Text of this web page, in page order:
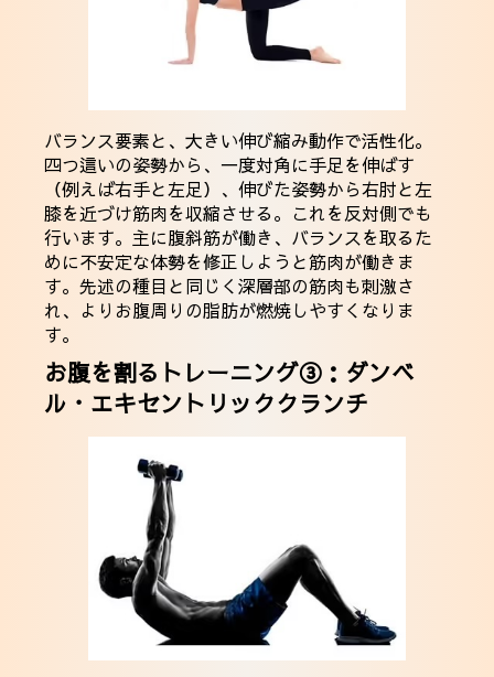
バランス要素と、大きい伸び縮み動作で活性化。
四つ這いの姿勢から、一度対角に手足を伸ばす
（例えば右手と左足）、伸びた姿勢から右肘と左
膝を近づけ筋肉を収縮させる。これを反対側でも
行います。主に腹斜筋が働き、バランスを取るた
めに不安定な体勢を修正しようと筋肉が働きま
す。先述の種目と同じく深層部の筋肉も刺激さ
れ、よりお腹周りの脂肪が燃焼しやすくなりま
す。
お腹を割るトレーニング③：ダンベ
ル・エキセントリッククランチ